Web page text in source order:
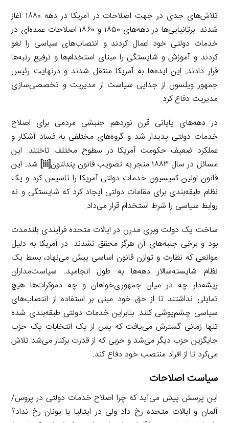
تلاش‌های جدی در جهت اصلاحات در آمریکا در دهه ۱۸۸۰ آغاز
شدند. برتانیایی‌ها در دهه‌های ۱۸۵۰ و ۱۸۶۰ اصلاحات عمده‌ای در
خدمات دولتی خود اعمال کردند و انتصاب‌های سیاسی را لغو
کردند و آموزش و شایستگی را مبنای استخدام‌ها و ترفیع رتبه‌ها
قرار دادند. این ایده‌ها به آمریکا منتقل شدند و درنهایت رئیس
جمهور ویلسون از جدایی سیاست از مدیریت و تخصصی‌سازی
مدیریت دفاع کرد.
در دهه‌های پایانی قرن نوزدهم جنبشی مردمی برای اصلاح
خدمات دولتی پدیدار شد و گروه‌های مختلفی به فساد آشکار و
عملکرد ضعیف حکومت آمریکا در سطوح مختلف تاختند. این
مسائل در سال ۱۸۸۳ منجر به تصویب قانون پندلتون
[iii]
شد. این
قانون اولین کمیسیون خدمات دولتی آمریکا را تاسیس کرد و یک
نظام طبقه‌بندی برای مقامات دولتی ایجاد کرد که شایستگی و نه
روابط سیاسی را شرط استخدام قرار می‌داد.
ساخت یک دولت وبری مدرن در ایالات متحده فرآیندی بلندمدت
بود و برخی جنبه‌های آن هرگز محقق نشدند. در آمریکا به دلیل
موانعی که نظارت و توازن قانون اساسی پیش می‌نهاد، بسط یک
نظام شایسته‌سالار دهه‌ها به طول انجامید. سیاست‌مداران
ریشه‌دار چه در میان جمهوری‌خواهان و چه دموکرات‌ها هیچ
تمایلی نداشتند تا از حق خود مبنی بر استفاده از انتصاب‌های
سیاسی چشم‌پوشی کنند. بنابراین خدمات دولتی طبقه‌بندی شده
تنها زمانی گسترش می‌یافت که پس از یک انتخابات یک حزب
جایگزین حزب دیگر می‌شد و حزبی که از قدرت برکنار می‌شد تلاش
می‌کرد تا از افراد منتصب خود دفاع کند.
سیاست اصلاحات
این پرسش پیش می‌آید که چرا اصلاح خدمات دولتی در پروس/
آلمان و ایالات متحده رخ داد ولی در ایتالیا یا یونان رخ نداد؟